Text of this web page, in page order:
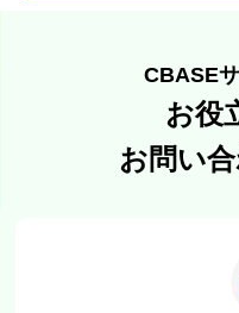
CBASE
お役
お問い